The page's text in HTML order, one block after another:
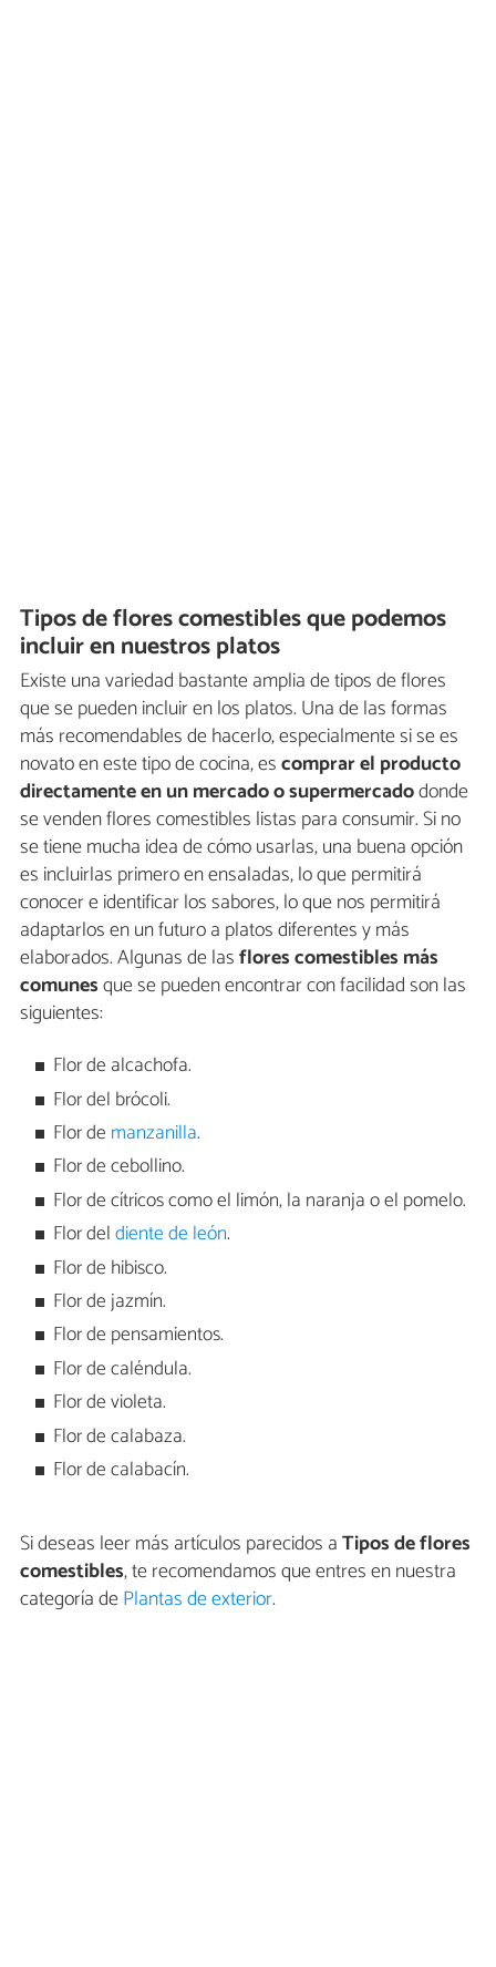
Tipos de flores comestibles que podemos
incluir en nuestros platos
Existe una variedad bastante amplia de tipos de flores
que se pueden incluir en los platos. Una de las formas
más recomendables de hacerlo, especialmente si se es
novato en este tipo de cocina, escomprar el producto
directamente en un mercado o supermercadodonde
se venden flores comestibles listas para consumir. Si no
se tiene mucha idea de cómo usarlas, una buena opción
es incluirlas primero en ensaladas, lo que permitirá
conocer e identificar los sabores, lo que nos permitirá
adaptarlos en un futuro a platos diferentes y más
elaborados. Algunas de lasflores comestibles más
comunesque se pueden encontrar con facilidad son las
siguientes:
Flor de alcachofa.
Flor del brócoli.
Flor de manzanilla.
Flor de cebollino.
Flor de cítricos como el limón, la naranja o el pomelo.
Flor deldiente de león.
Flor de hibisco.
Flor de jazmín.
Flor de pensamientos.
Flor de caléndula.
Flor de violeta.
Flor de calabaza.
Flor de calabacín.
Si deseas leer más artículos parecidos aTipos de flores
comestibles, te recomendamos que entres en nuestra
categoría dePlantas de exterior.